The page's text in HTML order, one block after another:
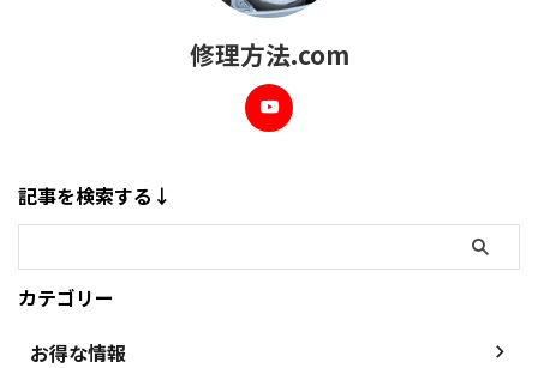
修理方法.com
記事を検索する↓
カテゴリー
お得な情報